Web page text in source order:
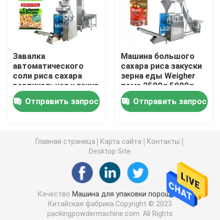
Машина упаковки мешка Premade
Автоматическая машина завалки бутылки
Semi автоматическая машина завалки бутылки
Завалка
автоматического
соли риса сахара
вертикальная и пакуя
машина
Отправить запрос
Машина большого
сахара риса закуски
зерна еды Weigher
тома 2500g 5000g
линейного
вертикальная пакуя
Отправить запрос
Главная страница Карта сайта
Контакты
Desktop Site
Качество Машина для упаковки порошков
Китайская фабрика.Copyright © 2023
packingpowdermachine.com. All Rights